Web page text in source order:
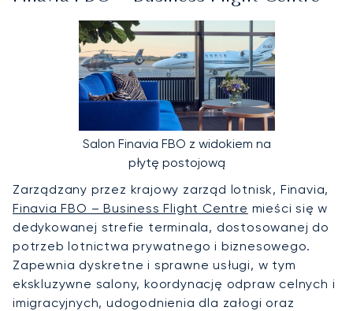
Salon Finavia FBO z widokiem na
płytę postojową
Zarządzany przez krajowy zarząd lotnisk, Finavia,
Finavia FBO – Business Flight Centre mieści się w
dedykowanej strefie terminala, dostosowanej do
potrzeb lotnictwa prywatnego i biznesowego.
Zapewnia dyskretne i sprawne usługi, w tym
ekskluzywne salony, koordynację odpraw celnych i
imigracyjnych, udogodnienia dla załogi oraz